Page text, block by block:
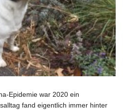
Epidemie war 2020 ein
fand eigentlich immer hinter